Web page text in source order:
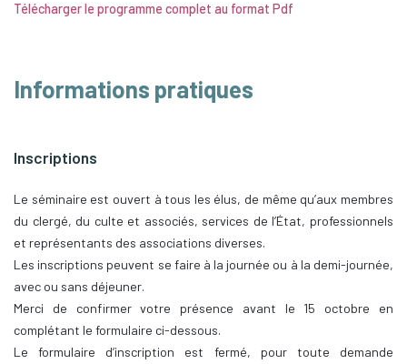
Télécharger le programme complet au format Pdf
Informations pratiques
Inscriptions
Le séminaire est ouvert à tous les élus, de même qu’aux membres
du clergé, du culte et associés, services de l’État, professionnels
et représentants des associations diverses.
Les inscriptions peuvent se faire à la journée ou à la demi-journée,
avec ou sans déjeuner.
Merci de confirmer votre présence avant le 15 octobre en
complétant le formulaire ci-dessous.
Le formulaire d’inscription est fermé, pour toute demande